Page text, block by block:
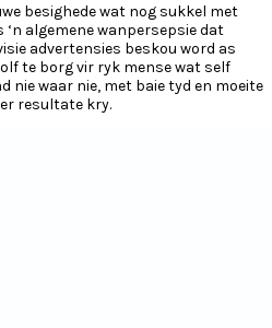
besighede wat nog sukkel met
algemene wanpersepsie dat
advertensies beskou word as
te borg vir ryk mense wat self
nie waar nie, met baie tyd en moeite
resultate kry.